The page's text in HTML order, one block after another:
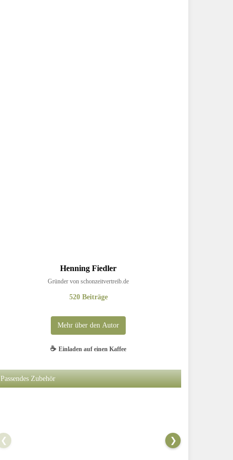
Henning Fiedler
Gründer von schonzeitvertreib.de
520 Beiträge
Mehr über den Autor
verfasst regelmäßig authentische Berichte über erkundete Angelreviere,
Produkttests. leckere Fischrezepte und persönliche Geschichten von
Angelreisen mit Dachzelt.
☕ Einladen auf einen Kaffee
Passendes Zubehör
❮ ❯